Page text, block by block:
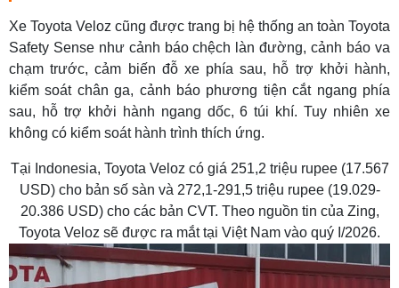
Xe Toyota Veloz cũng được trang bị hệ thống an toàn Toyota
Safety Sense như cảnh báo chệch làn đường, cảnh báo va
chạm trước, cảm biến đỗ xe phía sau, hỗ trợ khởi hành,
kiểm soát chân ga, cảnh báo phương tiện cắt ngang phía
sau, hỗ trợ khởi hành ngang dốc, 6 túi khí. Tuy nhiên xe
không có kiểm soát hành trình thích ứng.
Tại Indonesia, Toyota Veloz có giá 251,2 triệu rupee (17.567
USD) cho bản số sàn và 272,1-291,5 triệu rupee (19.029-
20.386 USD) cho các bản CVT. Theo nguồn tin của Zing,
Toyota Veloz sẽ được ra mắt tại Việt Nam vào quý I/2026.